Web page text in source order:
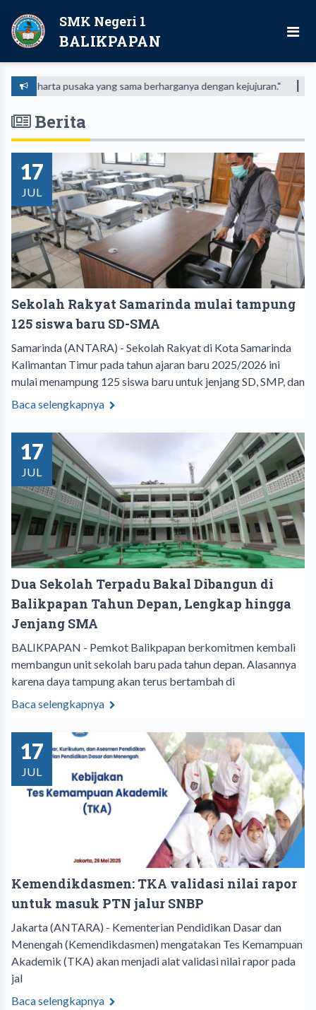
SMK Negeri 1
BALIKPAPAN
harta pusaka yang sama berharganya dengan kejujuran."
Berita
17
JUL
Sekolah Rakyat Samarinda mulai tampung
125 siswa baru SD-SMA
Samarinda (ANTARA) - Sekolah Rakyat di Kota Samarinda
Kalimantan Timur pada tahun ajaran baru 2025/2026 ini
mulai menampung 125 siswa baru untuk jenjang SD, SMP, dan
Baca selengkapnya
17
JUL
Dua Sekolah Terpadu Bakal Dibangun di
Balikpapan Tahun Depan, Lengkap hingga
Jenjang SMA
BALIKPAPAN - Pemkot Balikpapan berkomitmen kembali
membangun unit sekolah baru pada tahun depan. Alasannya
karena daya tampung akan terus bertambah di
Baca selengkapnya
17
JUL
Kemendikdasmen: TKA validasi nilai rapor
untuk masuk PTN jalur SNBP
Jakarta (ANTARA) - Kementerian Pendidikan Dasar dan
Menengah (Kemendikdasmen) mengatakan Tes Kemampuan
Akademik (TKA) akan menjadi alat validasi nilai rapor pada
jal
Baca selengkapnya